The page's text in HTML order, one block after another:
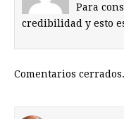
Para
credibilidad y esto
Comentarios cerrados.